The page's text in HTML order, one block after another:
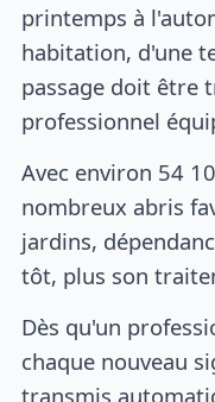
printemps à
habitation, d'une
passage doit être
professionnel
Avec environ 54
nombreux abris
jardins,
tôt, plus son
Dès qu'un
chaque nouveau
transmis